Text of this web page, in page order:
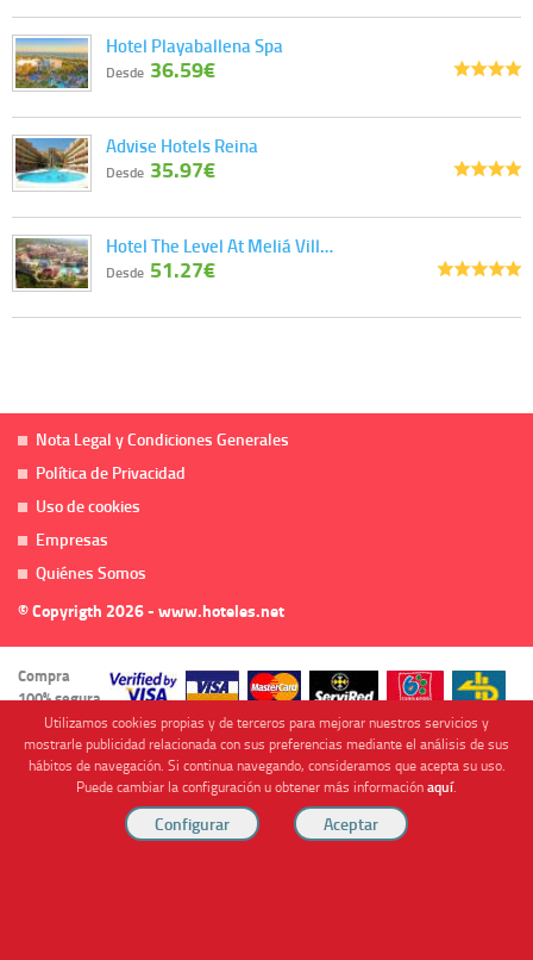
Hotel Playaballena Spa
Desde 36.59€
Advise Hotels Reina
Desde 35.97€
Hotel The Level At Meliá Vill…
Desde 51.27€
Nota Legal y Condiciones Generales
Política de Privacidad
Uso de cookies
Empresas
Quiénes Somos
© Copyrigth 2026 - www.hoteles.net
Compra
100% segura
Cofinanciado por
Utilizamos cookies propias y de terceros para mejorar nuestros servicios y
mostrarle publicidad relacionada con sus preferencias mediante el análisis de sus
hábitos de navegación. Si continua navegando, consideramos que acepta su uso.
Puede cambiar la configuración u obtener más informaciónaquí.